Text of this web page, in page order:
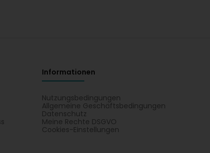
Informationen
Nutzungsbedingungen
Allgemeine Geschäftsbedingungen
Datenschutz
Meine Rechte DSGVO
Cookies-Einstellungen